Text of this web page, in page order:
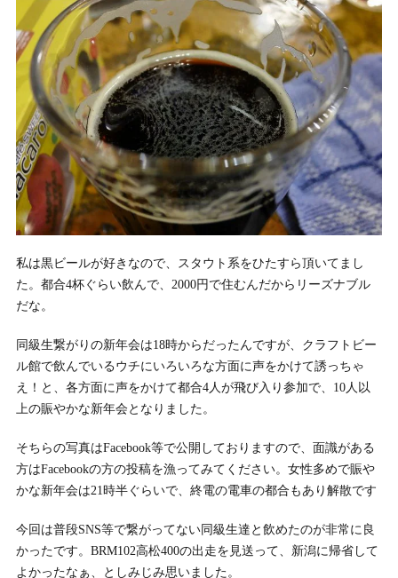
私は黒ビールが好きなので、スタウト系をひたすら頂いてまし
た。都合4杯ぐらい飲んで、2000円で住むんだからリーズナブル
だな。
同級生繋がりの新年会は18時からだったんですが、クラフトビー
ル館で飲んでいるウチにいろいろな方面に声をかけて誘っちゃ
え！と、各方面に声をかけて都合4人が飛び入り参加で、10人以
上の賑やかな新年会となりました。
そちらの写真はFacebook等で公開しておりますので、面識がある
方はFacebookの方の投稿を漁ってみてください。女性多めで賑や
かな新年会は21時半ぐらいで、終電の電車の都合もあり解散です
今回は普段SNS等で繋がってない同級生達と飲めたのが非常に良
かったです。BRM102高松400の出走を見送って、新潟に帰省して
よかったなぁ、としみじみ思いました。